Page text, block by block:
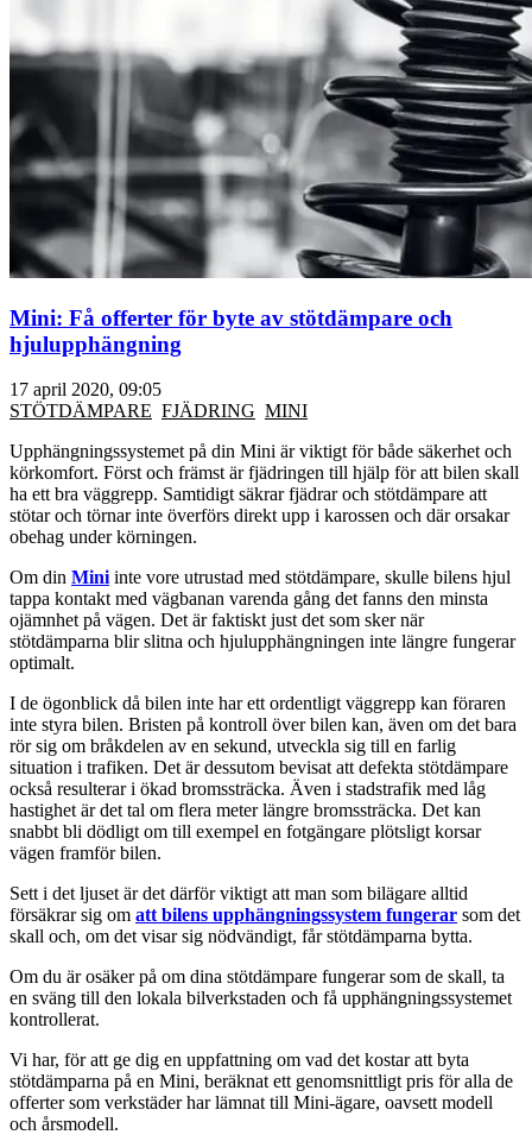
Mini: Få offerter för byte av stötdämpare och
hjulupphängning
17 april 2020, 09:05
STÖTDÄMPARE FJÄDRING MINI
Upphängningssystemet på din Mini är viktigt för både säkerhet och
körkomfort. Först och främst är fjädringen till hjälp för att bilen skall
ha ett bra väggrepp. Samtidigt säkrar fjädrar och stötdämpare att
stötar och törnar inte överförs direkt upp i karossen och där orsakar
obehag under körningen.
Om din Miniinte vore utrustad med stötdämpare, skulle bilens hjul
tappa kontakt med vägbanan varenda gång det fanns den minsta
ojämnhet på vägen. Det är faktiskt just det som sker när
stötdämparna blir slitna och hjulupphängningen inte längre fungerar
optimalt.
I de ögonblick då bilen inte har ett ordentligt väggrepp kan föraren
inte styra bilen. Bristen på kontroll över bilen kan, även om det bara
rör sig om bråkdelen av en sekund, utveckla sig till en farlig
situation i trafiken. Det är dessutom bevisat att defekta stötdämpare
också resulterar i ökad bromssträcka. Även i stadstrafik med låg
hastighet är det tal om flera meter längre bromssträcka. Det kan
snabbt bli dödligt om till exempel en fotgängare plötsligt korsar
vägen framför bilen.
Sett i det ljuset är det därför viktigt att man som bilägare alltid
försäkrar sig om att bilens upphängningssystem fungerar som det
skall och, om det visar sig nödvändigt, får stötdämparna bytta.
Om du är osäker på om dina stötdämpare fungerar som de skall, ta
en sväng till den lokala bilverkstaden och få upphängningssystemet
kontrollerat.
Vi har, för att ge dig en uppfattning om vad det kostar att byta
stötdämparna på en Mini, beräknat ett genomsnittligt pris för alla de
offerter som verkstäder har lämnat till Mini-ägare, oavsett modell
och årsmodell.